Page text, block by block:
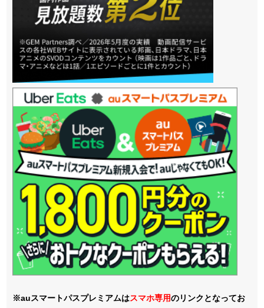
※auスマートパスプレミアムはスマホ専用のリンクとなってお